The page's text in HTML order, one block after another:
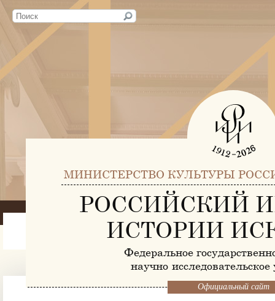
МИНИСТЕРСТВО КУЛЬТУРЫ
РОССИЙСКИЙ
ИСТОРИИ
Федеральное
научно-
Официальный сайт